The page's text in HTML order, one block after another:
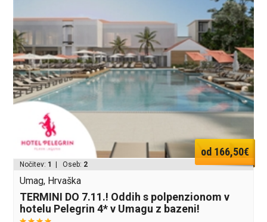
od 166,50€
Nočitev: 1 | Oseb: 2
Umag, Hrvaška
TERMINI DO 7.11.! Oddih s polpenzionom v
hotelu Pelegrin 4* v Umagu z bazeni!